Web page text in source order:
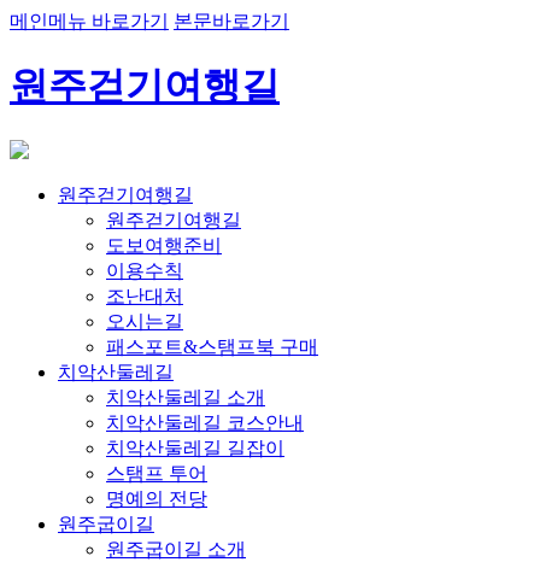
메인메뉴 바로가기 본문바로가기
원주걷기여행길
원주걷기여행길
원주걷기여행길
도보여행준비
이용수칙
조난대처
오시는길
패스포트&스탬프북 구매
치악산둘레길
치악산둘레길 소개
치악산둘레길 코스안내
치악산둘레길 길잡이
스탬프 투어
명예의 전당
원주굽이길
원주굽이길 소개